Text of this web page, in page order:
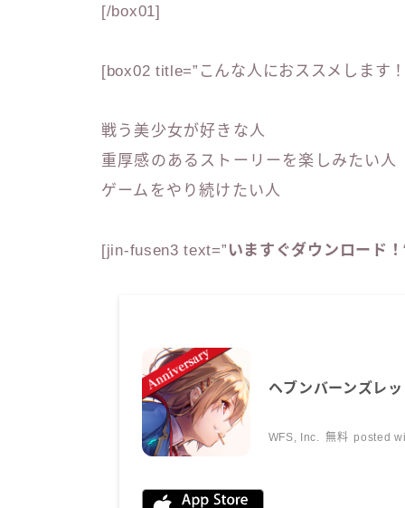
[/box01]
[box02 title=”こんな人におススメします！
戦う美少女が好きな人
重厚感のあるストーリーを楽しみたい人
ゲームをやり続けたい人
[jin-fusen3 text=” いますぐダウンロード！
ヘブンバーンズレッ
WFS, Inc. 無料 posted